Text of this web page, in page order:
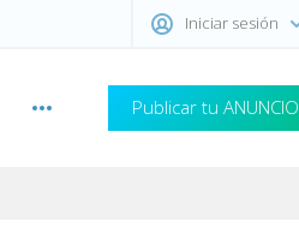
Iniciar sesión
Publicar tu ANUNCIO